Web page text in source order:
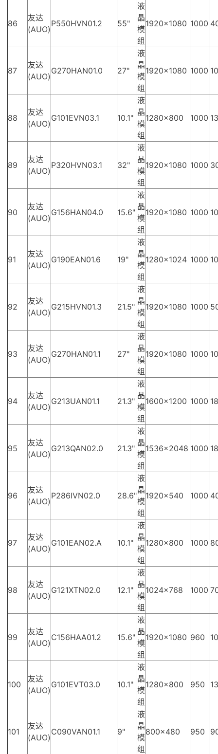
86
友达
(AUO)
P550HVN01.2 55"
液
晶
模
组
1920×1080 1000
87
友达
(AUO)
G270HAN01.0 27"
液
晶
模
组
1920×1080 1000
88
友达
(AUO)
G101EVN03.1 10.1"
液
晶
模
组
1280×800 1000
89
友达
(AUO)
P320HVN03.1 32"
液
晶
模
组
1920×1080 1000
90
友达
(AUO)
G156HAN04.0 15.6"
液
晶
模
组
1920×1080 1000
91
友达
(AUO)
G190EAN01.6 19"
液
晶
模
组
1280×1024 1000
92
友达
(AUO)
G215HVN01.3 21.5"
液
晶
模
组
1920×1080 1000
93
友达
(AUO)
G270HAN01.1 27"
液
晶
模
组
1920×1080 1000
94
友达
(AUO)
G213UAN01.1 21.3"
液
晶
模
组
1600×1200 1000
95
友达
(AUO)
G213QAN02.0 21.3"
液
晶
模
组
1536×2048 1000
96
友达
(AUO)
P286IVN02.0 28.6"
液
晶
模
组
1920×540 1000
97
友达
(AUO)
G101EAN02.A 10.1"
液
晶
模
组
1280×800 1000
98
友达
(AUO)
G121XTN02.0 12.1"
液
晶
模
组
1024×768 1000
99
友达
(AUO)
C156HAA01.2 15.6"
液
晶
模
组
1920×1080 960
100
友达
(AUO)
G101EVT03.0 10.1"
液
晶
模
组
1280×800 950
101
友达
(AUO)
C090VAN01.1 9"
液
晶
模
组
800×480 950